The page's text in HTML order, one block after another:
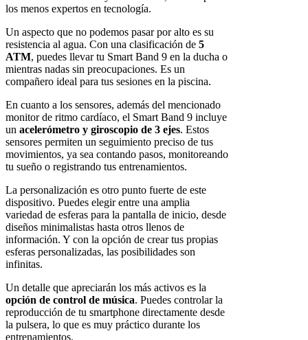
los menos expertos en tecnología.
Un aspecto que no podemos pasar por alto es su
resistencia al agua. Con una clasificación de 5
ATM, puedes llevar tu Smart Band 9 en la ducha o
mientras nadas sin preocupaciones. Es un
compañero ideal para tus sesiones en la piscina.
En cuanto a los sensores, además del mencionado
monitor de ritmo cardíaco, el Smart Band 9 incluye
un acelerómetro y giroscopio de 3 ejes. Estos
sensores permiten un seguimiento preciso de tus
movimientos, ya sea contando pasos, monitoreando
tu sueño o registrando tus entrenamientos.
La personalización es otro punto fuerte de este
dispositivo. Puedes elegir entre una amplia
variedad de esferas para la pantalla de inicio, desde
diseños minimalistas hasta otros llenos de
información. Y con la opción de crear tus propias
esferas personalizadas, las posibilidades son
infinitas.
Un detalle que apreciarán los más activos es la
opción de control de música. Puedes controlar la
reproducción de tu smartphone directamente desde
la pulsera, lo que es muy práctico durante los
entrenamientos.